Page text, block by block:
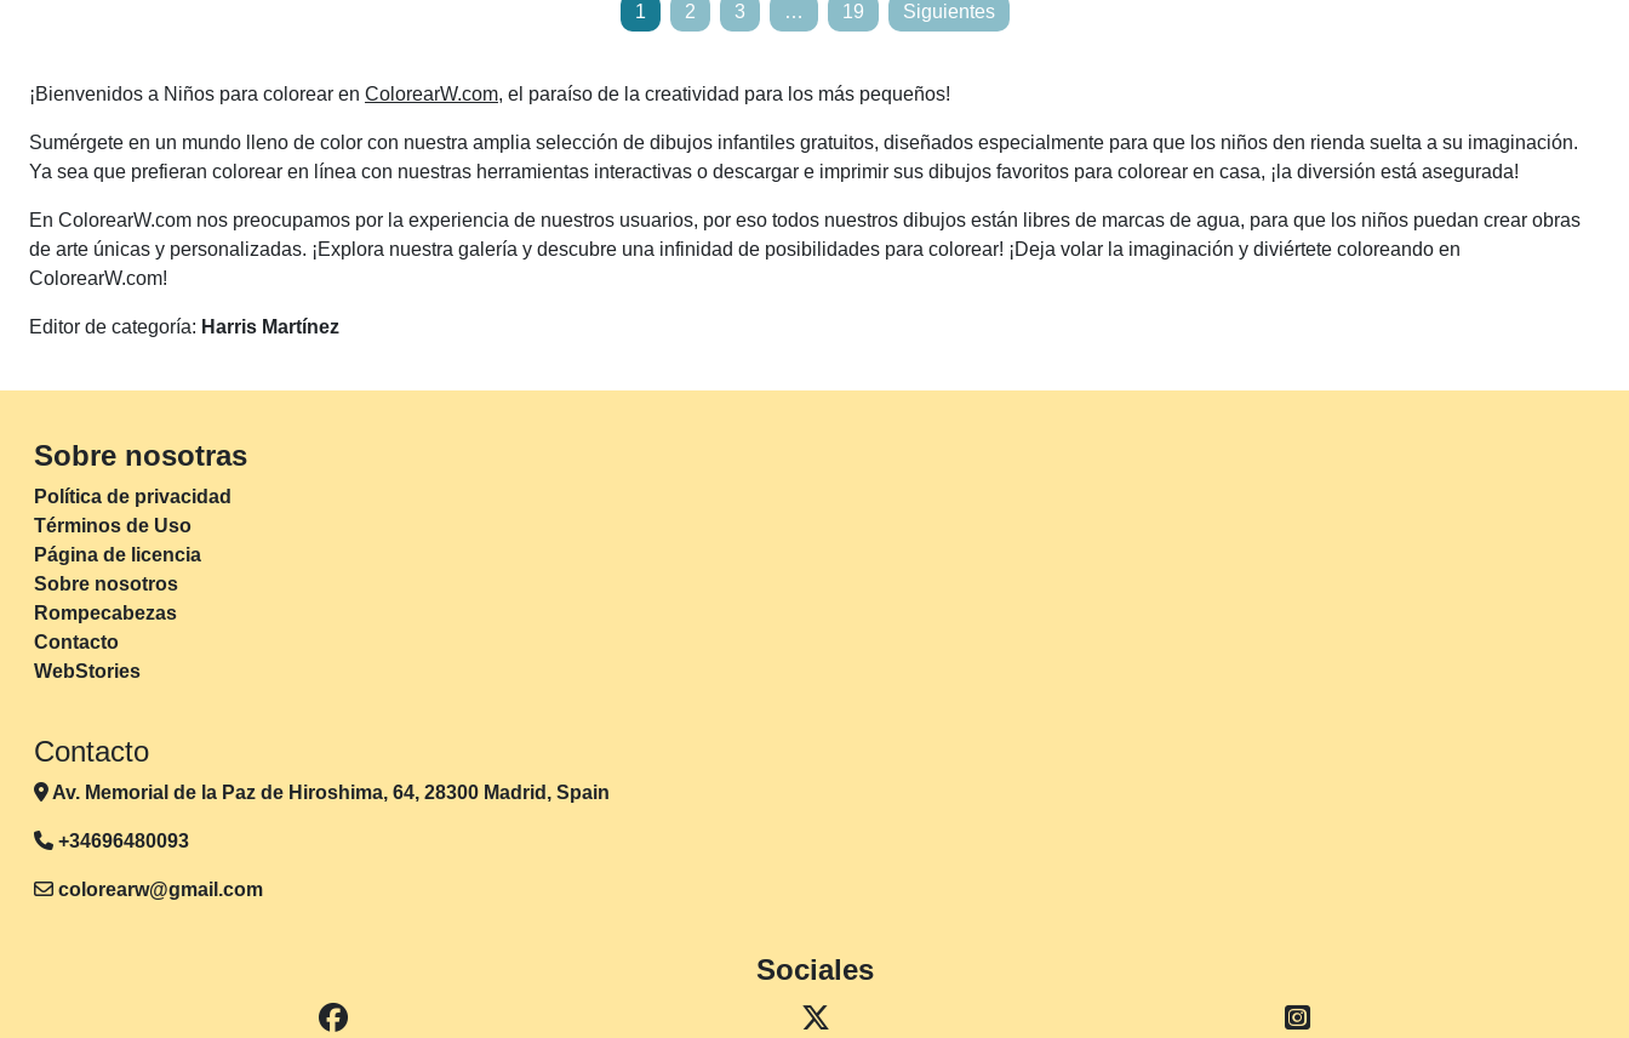
entradas
1 2 3 … 19 Siguientes
¡Bienvenidos a Niños para colorear en ColorearW.com, el paraíso de la creatividad para los más pequeños!
Sumérgete en un mundo lleno de color con nuestra amplia selección de dibujos infantiles gratuitos, diseñados especialmente para que los niños den rienda suelta a su imaginación.
Ya sea que prefieran colorear en línea con nuestras herramientas interactivas o descargar e imprimir sus dibujos favoritos para colorear en casa, ¡la diversión está asegurada!
En ColorearW.com nos preocupamos por la experiencia de nuestros usuarios, por eso todos nuestros dibujos están libres de marcas de agua, para que los niños puedan crear obras
de arte únicas y personalizadas. ¡Explora nuestra galería y descubre una infinidad de posibilidades para colorear! ¡Deja volar la imaginación y diviértete coloreando en
ColorearW.com!
Editor de categoría: Harris Martínez
Sobre nosotras
Política de privacidad
Términos de Uso
Página de licencia
Sobre nosotros
Rompecabezas
Contacto
WebStories
Contacto
Av. Memorial de la Paz de Hiroshima, 64, 28300 Madrid, Spain
+34696480093
colorearw@gmail.com
Sociales